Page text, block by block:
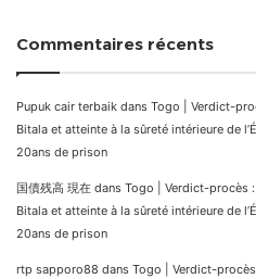
Commentaires récents
Pupuk cair terbaik dans Togo | Verdict-
Bitala et atteinte à la sûreté intérieure de
20ans de prison
国債残高 現在 dans Togo | Verdict-procès
Bitala et atteinte à la sûreté intérieure de
20ans de prison
rtp sapporo88 dans Togo | Verdict-